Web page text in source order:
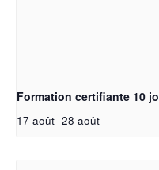
Formation certifiante 10
17 août -28 août